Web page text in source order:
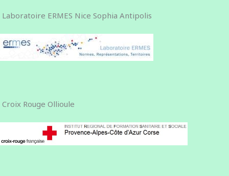
Laboratoire ERMES Nice Sophia Antipolis
Croix Rouge Ollioule